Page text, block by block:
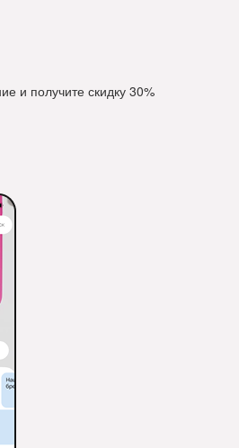
и получите скидку 30%